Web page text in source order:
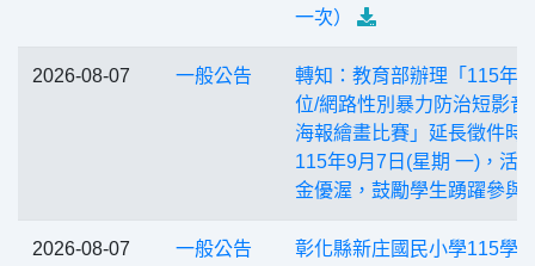
一次）
2026-08-07 一般公告
轉知：教育部辦理「115年
位/網路性別暴力防治短影音
海報繪畫比賽」延長徵件時
115年9月7日(星期 一)，活
金優渥，鼓勵學生踴躍參與
2026-08-07 一般公告
彰化縣新庄國民小學115學